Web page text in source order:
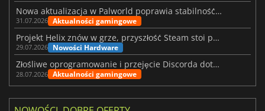
Nowa aktualizacja w Palworld poprawia stabilność Sunreach i walk z bossami
31.07.2026 Aktualności gamingowe
Projekt Helix znów w grze, przyszłość Steam stoi pod znakiem zapytania
29.07.2026 Nowości Hardware
Złośliwe oprogramowanie i przejęcie Discorda dotknęły Meccha Chameleon
28.07.2026 Aktualności gamingowe